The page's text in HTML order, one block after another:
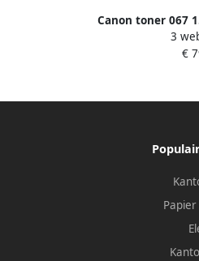
Canon toner 067
OEM 3
€